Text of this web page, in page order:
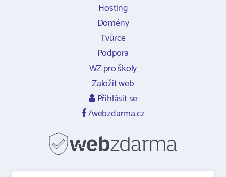
Hosting
Domény
Tvůrce
Podpora
WZ pro školy
Založit web
Přihlásit se
/webzdarma.cz